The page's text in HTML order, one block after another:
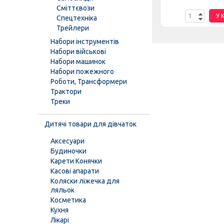
У КОШИК У
Сміттєвози
Спецтехніка
Трейлери
Набори інструментів
Набори військові
Набори машинок
Набори пожежного
Роботи, Трансформери
Трактори
Треки
Дитячі товари для дівчаток
Аксесуари
Будиночки
Карети Конячки
Касові апарати
Коляски ліжечка для
ляльок
Косметика
Кухня
Лікарі